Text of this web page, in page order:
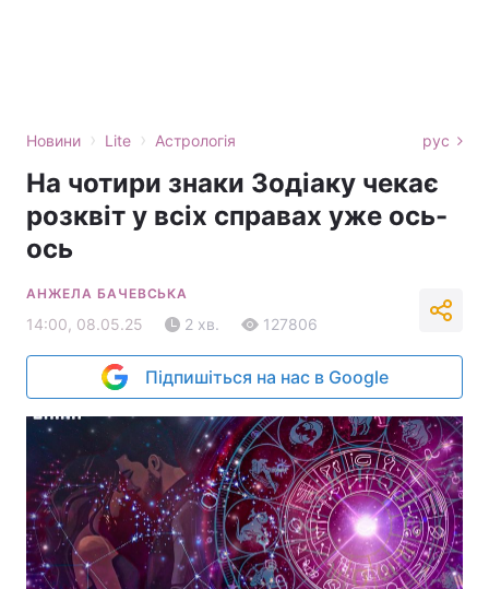
Новини › Lite › Астрологія рус
На чотири знаки Зодіаку чекає
розквіт у всіх справах уже ось-
ось
АНЖЕЛА БАЧЕВСЬКА
14:00, 08.05.25 2 хв. 127806
Підпишіться на нас в Google